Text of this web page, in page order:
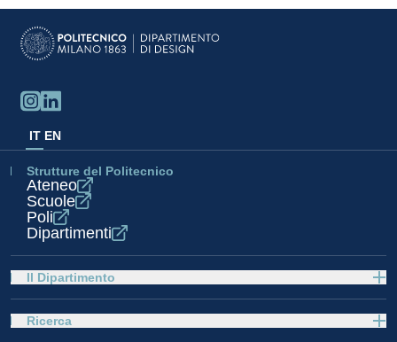
IT EN
Strutture del Politecnico
Ateneo
Scuole
Poli
Dipartimenti
Il Dipartimento
Ricerca